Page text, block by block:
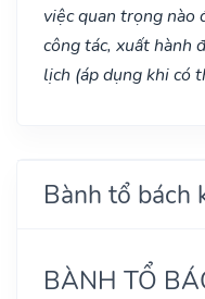
việc quan trọng nào
công tác, xuất hành
lịch (áp dụng khi có
Bành tổ
BÀNH TỔ